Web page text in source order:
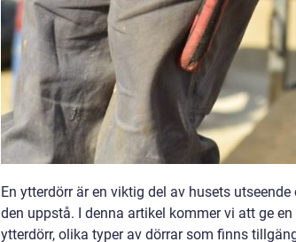
En ytterdörr är en viktig del av husets
den uppstå. I denna artikel kommer vi att ge
ytterdörr, olika typer av dörrar som finns